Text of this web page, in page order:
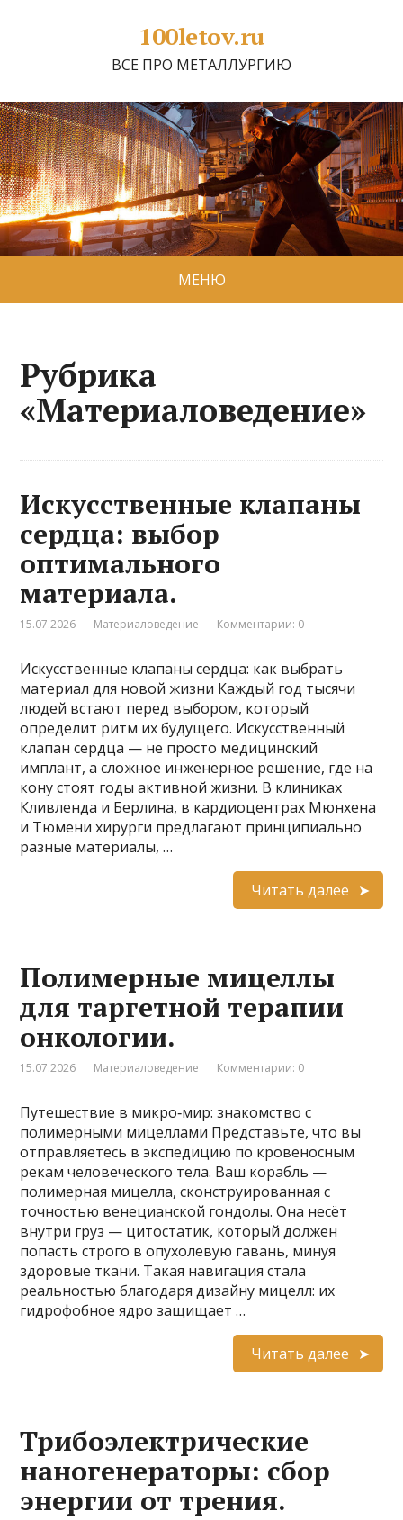
100letov.ru
ВСЕ ПРО МЕТАЛЛУРГИЮ
МЕНЮ
Рубрика
«Материаловедение»
Искусственные клапаны
сердца: выбор
оптимального
материала.
15.07.2026 Материаловедение Комментарии: 0
Искусственные клапаны сердца: как выбрать
материал для новой жизни Каждый год тысячи
людей встают перед выбором, который
определит ритм их будущего. Искусственный
клапан сердца — не просто медицинский
имплант, а сложное инженерное решение, где на
кону стоят годы активной жизни. В клиниках
Кливленда и Берлина, в кардиоцентрах Мюнхена
и Тюмени хирурги предлагают принципиально
разные материалы, …
Читать далее
Полимерные мицеллы
для таргетной терапии
онкологии.
15.07.2026 Материаловедение Комментарии: 0
Путешествие в микро‑мир: знакомство с
полимерными мицеллами Представьте, что вы
отправляетесь в экспедицию по кровеносным
рекам человеческого тела. Ваш корабль —
полимерная мицелла, сконструированная с
точностью венецианской гондолы. Она несёт
внутри груз — цитостатик, который должен
попасть строго в опухолевую гавань, минуя
здоровые ткани. Такая навигация стала
реальностью благодаря дизайну мицелл: их
гидрофобное ядро защищает …
Читать далее
Трибоэлектрические
наногенераторы: сбор
энергии от трения.